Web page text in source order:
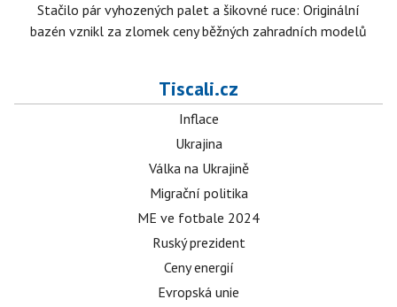
Stačilo pár vyhozených palet a šikovné ruce: Originální
bazén vznikl za zlomek ceny běžných zahradních modelů
Tiscali.cz
Inflace
Ukrajina
Válka na Ukrajině
Migrační politika
ME ve fotbale 2024
Ruský prezident
Ceny energií
Evropská unie